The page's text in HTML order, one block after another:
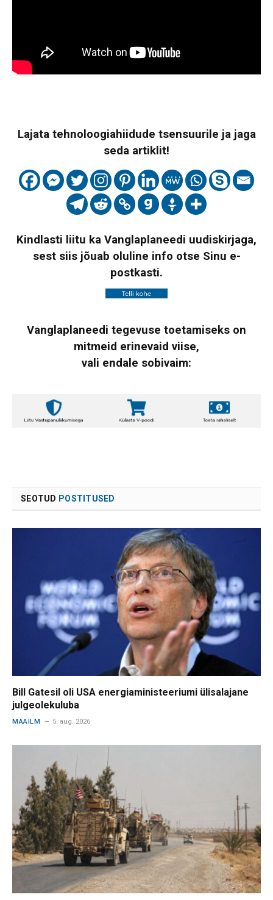
Lajata tehnoloogiahiidude tsensuurile ja jaga
seda artiklit!
Kindlasti liitu ka Vanglaplaneedi uudiskirjaga,
sest siis jõuab oluline info otse Sinu e-
postkasti.
Vanglaplaneedi tegevuse toetamiseks on
mitmeid erinevaid viise,
vali endale sobivaim:
SEOTUD POSTITUSED
Bill Gatesil oli USA energiaministeeriumi ülisalajane
julgeolekuluba
MAAILM 5. aug. 2026